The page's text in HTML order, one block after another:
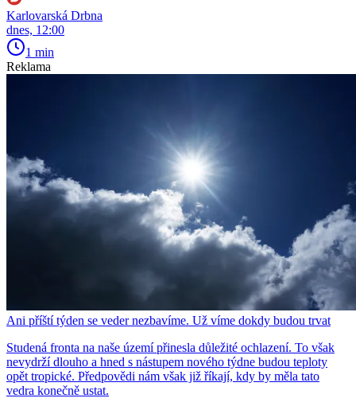
Karlovarská Drbna
dnes, 12:00
1 min
Reklama
Ani příští týden se veder nezbavíme. Už víme dokdy budou trvat
Studená fronta na naše území přinesla důležité ochlazení. To však
nevydrží dlouho a hned s nástupem nového týdne budou teploty
opět tropické. Předpovědi nám však již říkají, kdy by měla tato
vedra konečně ustat.